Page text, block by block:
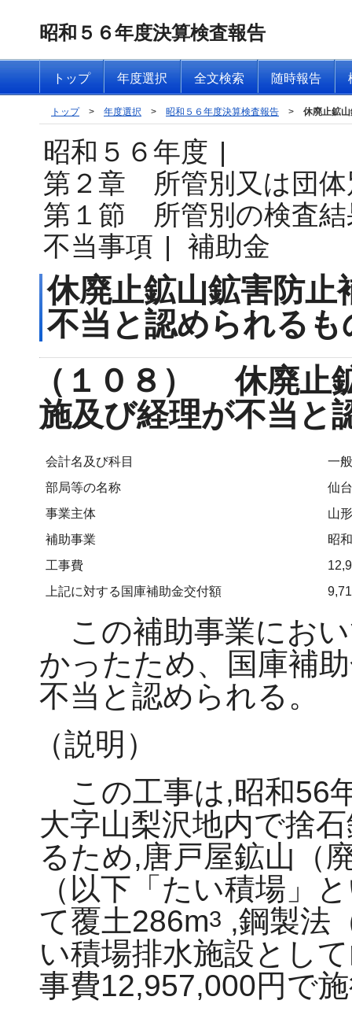
昭和５６年度決算検査報告
トップ 年度選択 全文検索 随時報告
トップ > 年度選択 > 昭和５６年度決算検査報告 > 休廃止鉱
昭和５６年度 |
第２章 所管別又は団体
第１節 所管別の検査結
不当事項 | 補助金
休廃止鉱山鉱害防止
不当と認められるも
（１０８） 休廃止
施及び経理が不当と
会計名及び科目
一
部局等の名称
仙
事業主体
山
補助事業
昭
工事費
上記に対する国庫補助金交付額
この補助事業にお
かったため、国庫補
不当と認められる。
（説明）
この工事は,昭和56
大字山梨沢地内で捨
るため,唐戸屋鉱山（
（以下「たい積場」
て覆土286m3 ,鋼製法
い積場排水施設とし
事費12,957,000円で